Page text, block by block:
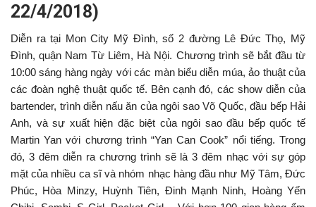
22/4/2018)
Diễn ra tại Mon City Mỹ Đình, số 2 đường Lê Đức Thọ, Mỹ
Đình, quận Nam Từ Liêm, Hà Nội. Chương trình sẽ bắt đầu từ
10:00 sáng hàng ngày với các màn biểu diễn múa, ảo thuật của
các đoàn nghệ thuật quốc tế. Bên cạnh đó, các show diễn của
bartender, trình diễn nấu ăn của ngôi sao Võ Quốc, đầu bếp Hải
Anh, và sự xuất hiện đặc biệt của ngôi sao đầu bếp quốc tế
Martin Yan với chương trình “Yan Can Cook” nổi tiếng. Trong
đó, 3 đêm diễn ra chương trình sẽ là 3 đêm nhạc với sự góp
mặt của nhiều ca sĩ và nhóm nhạc hàng đầu như Mỹ Tâm, Đức
Phúc, Hòa Minzy, Huỳnh Tiên, Đinh Mạnh Ninh, Hoàng Yến